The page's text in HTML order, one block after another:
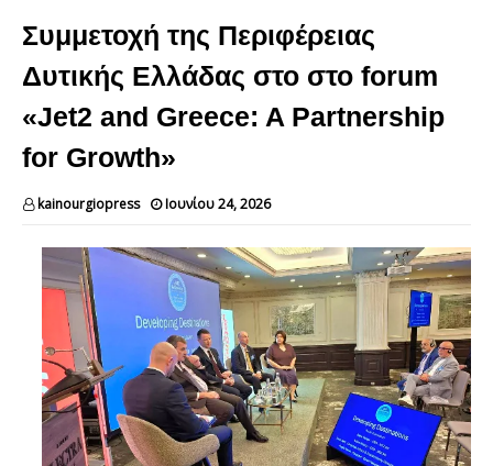
Συμμετοχή της Περιφέρειας
Δυτικής Ελλάδας στο στο forum
«Jet2 and Greece: A Partnership
for Growth»
kainourgiopress Ιουνίου 24, 2026